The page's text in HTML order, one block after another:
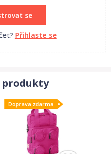
a ikonických budov.
jednotlivých dílků
si děti rozvíjí jemnou
se
Přihlaste se
produkty
Doprava zdarma